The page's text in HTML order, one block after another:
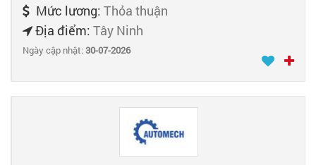
Mức lương: Thỏa thuận
Địa điểm: Tây Ninh
Ngày cập nhật:30-07-2026